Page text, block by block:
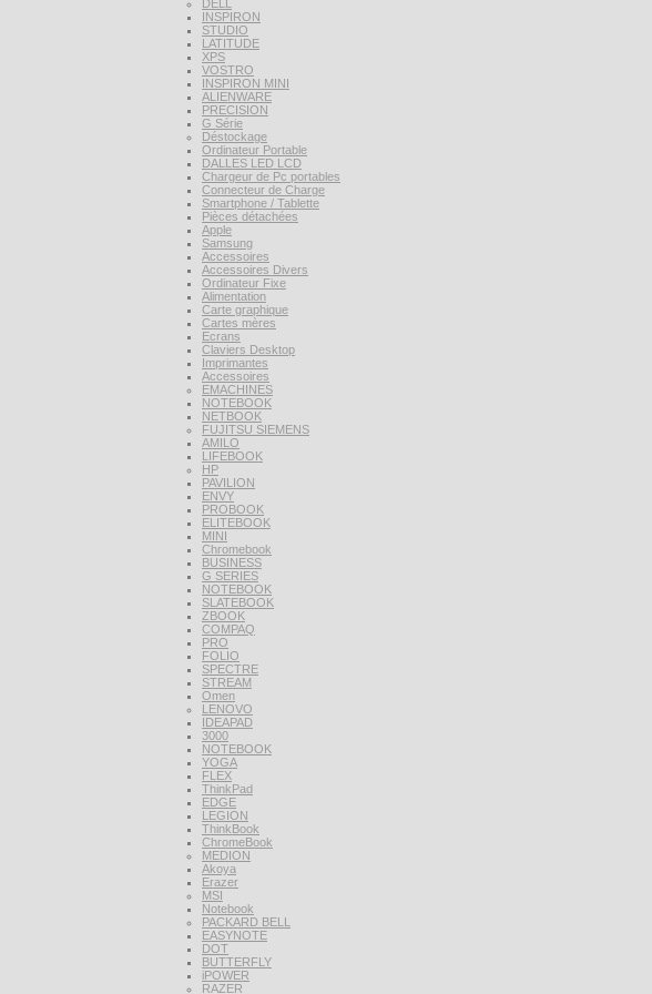
DELL
INSPIRON
STUDIO
LATITUDE
XPS
VOSTRO
INSPIRON MINI
ALIENWARE
PRECISION
G Série
Déstockage
Ordinateur Portable
DALLES LED LCD
Chargeur de Pc portables
Connecteur de Charge
Smartphone / Tablette
Pièces détachées
Apple
Samsung
Accessoires
Accessoires Divers
Ordinateur Fixe
Alimentation
Carte graphique
Cartes mères
Ecrans
Claviers Desktop
Imprimantes
Accessoires
EMACHINES
NOTEBOOK
NETBOOK
FUJITSU SIEMENS
AMILO
LIFEBOOK
HP
PAVILION
ENVY
PROBOOK
ELITEBOOK
MINI
Chromebook
BUSINESS
G SERIES
NOTEBOOK
SLATEBOOK
ZBOOK
COMPAQ
PRO
FOLIO
SPECTRE
STREAM
Omen
LENOVO
IDEAPAD
3000
NOTEBOOK
YOGA
FLEX
ThinkPad
EDGE
LEGION
ThinkBook
ChromeBook
MEDION
Akoya
Erazer
MSI
Notebook
PACKARD BELL
EASYNOTE
DOT
BUTTERFLY
iPOWER
RAZER